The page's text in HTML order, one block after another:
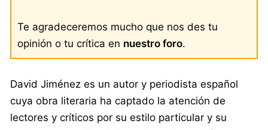
Te agradeceremos mucho que nos des tu
opinión o tu crítica en nuestro foro.
David Jiménez es un autor y periodista español
cuya obra literaria ha captado la atención de
lectores y críticos por su estilo particular y su